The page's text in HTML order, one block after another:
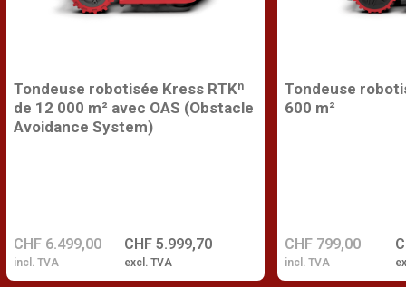
Tondeuse robotisée Kress RTKⁿ
de 12 000 m² avec OAS (Obstacle
Avoidance System)
CHF 5.999,70
excl. TVA
CHF 6.499,00
incl. TVA
Tondeuse
600 m²
CHF 799,00
incl. TVA